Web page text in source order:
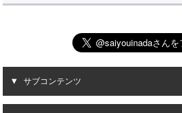
サブコンテンツ